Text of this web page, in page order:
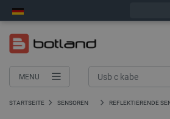
MENU
STARTSEITE SENSOREN REFLEKTIERENDE